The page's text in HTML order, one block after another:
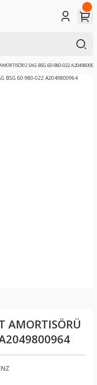
SAG BSG 60-980-022
AMORTISÖRÜ